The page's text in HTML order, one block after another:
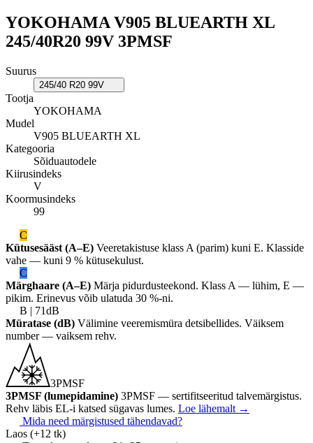
YOKOHAMA V905 BLUEARTH XL
245/40R20 99V 3PMSF
Suurus
245/40 R20 99V
Tootja
YOKOHAMA
Mudel
V905 BLUEARTH XL
Kategooria
Sõiduautodele
Kiirusindeks
V
Koormusindeks
99
C
Kütusesääst (A–E) Veeretakistuse klass A (parim) kuni E. Klasside
vahe — kuni 9 % kütusekulust.
C
Märghaare (A–E) Märja pidurdusteekond. Klass A — lühim, E —
pikim. Erinevus võib ulatuda 30 %-ni.
B | 71dB
Müratase (dB) Välimine veeremismüra detsibellides. Väiksem
number — vaiksem rehv.
3PMSF
3PMSF (lumepidamine) 3PMSF — sertifitseeritud talvemärgistus.
Rehv läbis EL-i katsed sügavas lumes. Loe lähemalt →
Mida need märgistused tähendavad?
Laos (+12 tk)